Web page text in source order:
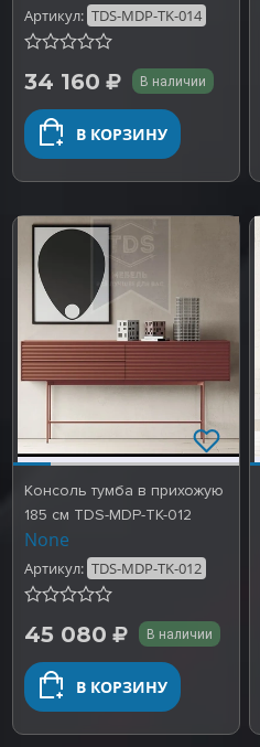
Артикул: TDS-MDP-TK-014
34 160 В наличии
В КОРЗИНУ
Консоль тумба в прихожую
185 см TDS-MDP-TK-012
None
Артикул: TDS-MDP-TK-012
45 080 В наличии
В КОРЗИНУ